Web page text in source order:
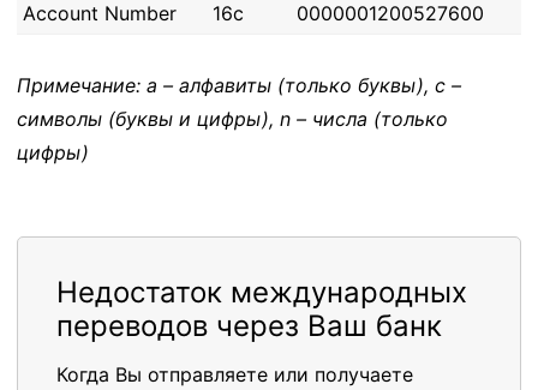
Account Number
16c 0000001200527600
Примечание: a – алфавиты (только буквы), c –
символы (буквы и цифры), n – числа (только
цифры)
Недостаток международных
переводов через Ваш банк
Когда Вы отправляете или получаете